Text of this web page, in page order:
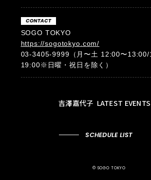
CONTACT
SOGO TOKYO
https://sogotokyo.com/
03-3405-9999（月〜土 12:00〜13:00/
19:00※日曜・祝日を除く）
吉澤嘉代子 LATEST EVENTS
SCHEDULE LIST
© SOGO TOKYO